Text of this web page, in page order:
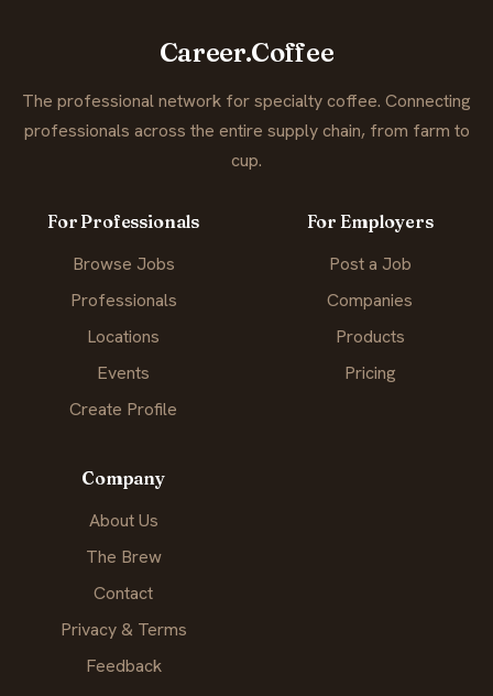
Career.Coffee
The professional network for specialty coffee. Connecting
professionals across the entire supply chain, from farm to
cup.
For Professionals
Browse Jobs
Professionals
Locations
Events
Create Profile
For Employers
Post a Job
Companies
Products
Pricing
Company
About Us
The Brew
Contact
Privacy & Terms
Feedback